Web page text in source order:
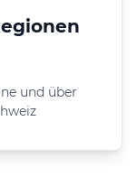
und über